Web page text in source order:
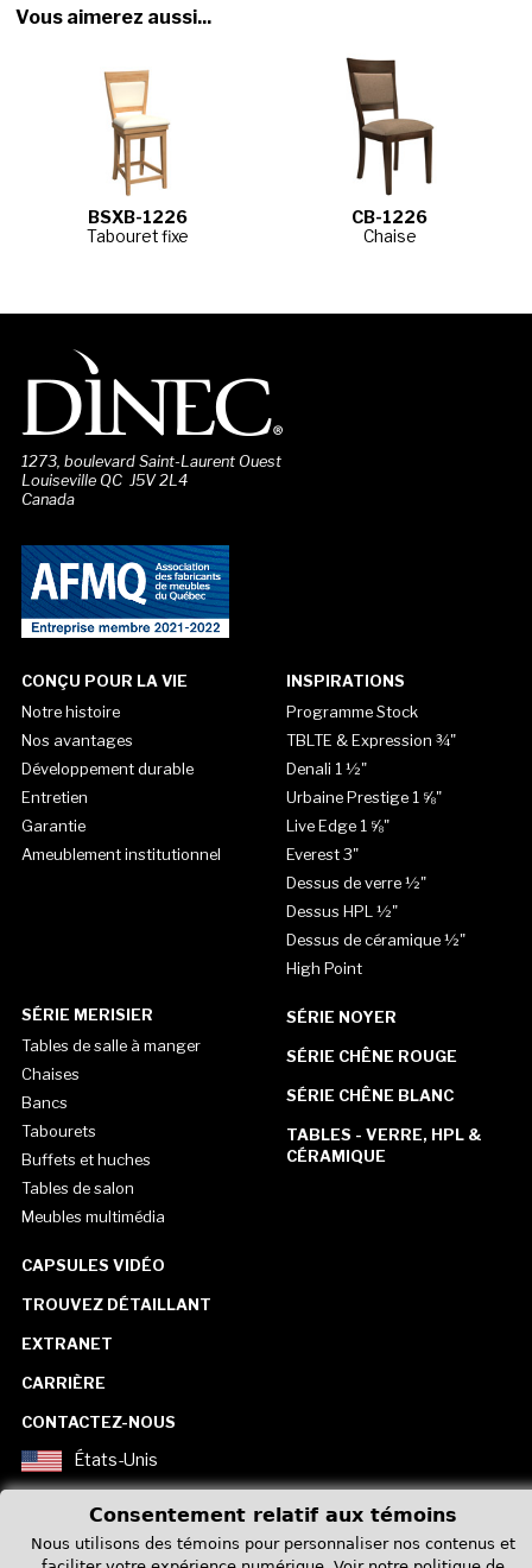
Vous aimerez aussi...
BSXB-1226
Tabouret fixe
CB-1226
Chaise
1273, boulevard Saint-Laurent Ouest
Louiseville QC J5V 2L4
Canada
CONÇU POUR LA VIE
Notre histoire
Nos avantages
Développement durable
Entretien
Garantie
Ameublement institutionnel
INSPIRATIONS
Programme Stock
TBLTE & Expression ¾"
Denali 1 ½"
Urbaine Prestige 1 ⅝"
Live Edge 1 ⅝"
Everest 3"
Dessus de verre ½"
Dessus HPL ½"
Dessus de céramique ½"
High Point
SÉRIE MERISIER
Tables de salle à manger
Chaises
Bancs
Tabourets
Buffets et huches
Tables de salon
Meubles multimédia
SÉRIE NOYER
SÉRIE CHÊNE ROUGE
SÉRIE CHÊNE BLANC
TABLES - VERRE, HPL &
CÉRAMIQUE
CAPSULES VIDÉO
TROUVEZ DÉTAILLANT
EXTRANET
CARRIÈRE
CONTACTEZ-NOUS
États-Unis
Consentement relatif aux témoins
Nous utilisons des témoins pour personnaliser nos contenus et